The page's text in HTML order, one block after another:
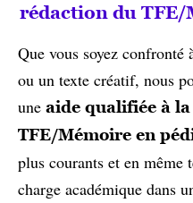
rédaction du TFE/
Que vous soyez confronté
ou un texte créatif, nous
une aide qualifiée à
TFE/Mémoire en
plus courants et en même
charge académique dans